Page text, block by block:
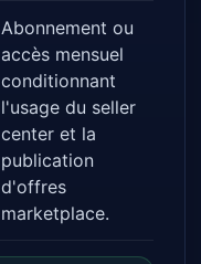
Abonnement ou
accès mensuel
conditionnant
l'usage du seller
center et la
publication
d'offres
marketplace.